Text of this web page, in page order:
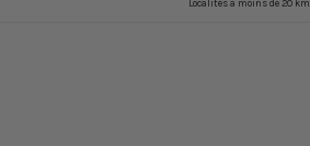
Localités à moins de 20